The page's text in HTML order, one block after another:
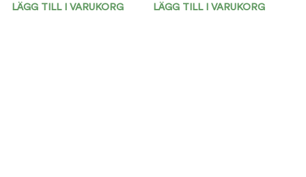
LÄGG TILL I VARUKORG LÄGG TILL I VARUKORG